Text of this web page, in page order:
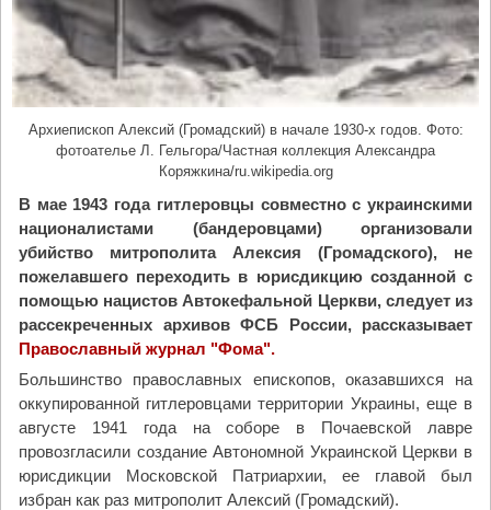
ы
л
и
в
в
"
Архиепископ Алексий (Громадский) в начале 1930-х годов. Фото:
фотоателье Л. Гельгора/Частная коллекция Александра
Коряжкина/ru.wikipedia.org
В мае 1943 года гитлеровцы совместно с украинскими
националистами (бандеровцами) организовали
убийство митрополита Алексия (Громадского), не
пожелавшего переходить в юрисдикцию созданной с
помощью нацистов Автокефальной Церкви, следует из
рассекреченных архивов ФСБ России, рассказывает
Православный журнал "Фома".
Большинство православных епископов, оказавшихся на
оккупированной гитлеровцами территории Украины, еще в
августе 1941 года на соборе в Почаевской лавре
провозгласили создание Автономной Украинской Церкви в
юрисдикции Московской Патриархии, ее главой был
избран как раз митрополит Алексий (Громадский).